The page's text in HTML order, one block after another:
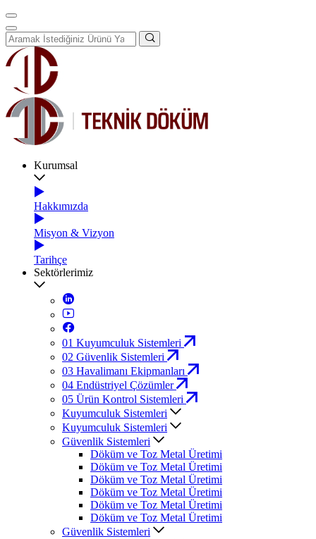
Kurumsal
Hakkımızda
Misyon & Vizyon
Tarihçe
Sektörlerimiz
01 Kuyumculuk Sistemleri
02 Güvenlik Sistemleri
03 Havalimanı Ekipmanları
04 Endüstriyel Çözümler
05 Ürün Kontrol Sistemleri
Kuyumculuk Sistemleri
Kuyumculuk Sistemleri
Güvenlik Sistemleri
Döküm ve Toz Metal Üretimi
Döküm ve Toz Metal Üretimi
Döküm ve Toz Metal Üretimi
Döküm ve Toz Metal Üretimi
Döküm ve Toz Metal Üretimi
Döküm ve Toz Metal Üretimi
Güvenlik Sistemleri